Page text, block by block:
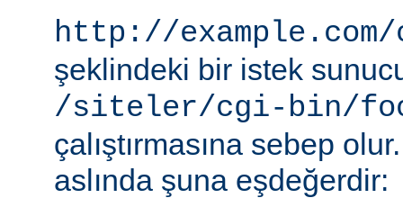
http://
şeklindeki bir istek
/siteler/cgi-bin/
çalıştırmasına sebep
aslında şuna eşdeğerdir: